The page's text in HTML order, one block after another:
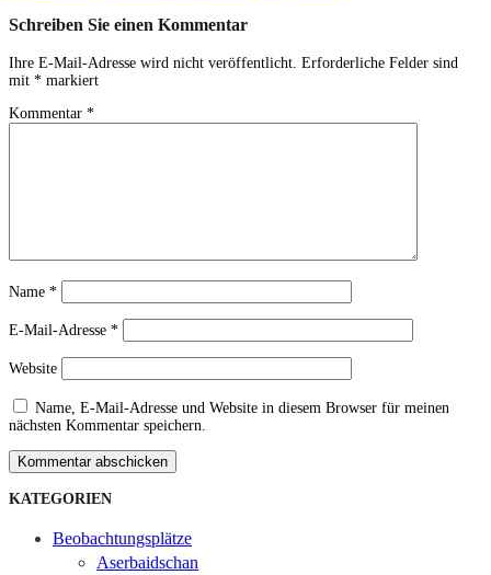
Schreiben Sie einen Kommentar
Ihre E-Mail-Adresse wird nicht veröffentlicht. Erforderliche Felder sind
mit * markiert
Kommentar *
Name *
E-Mail-Adresse *
Website
Name, E-Mail-Adresse und Website in diesem Browser für meinen
nächsten Kommentar speichern.
Kommentar abschicken
KATEGORIEN
Beobachtungsplätze
Aserbaidschan